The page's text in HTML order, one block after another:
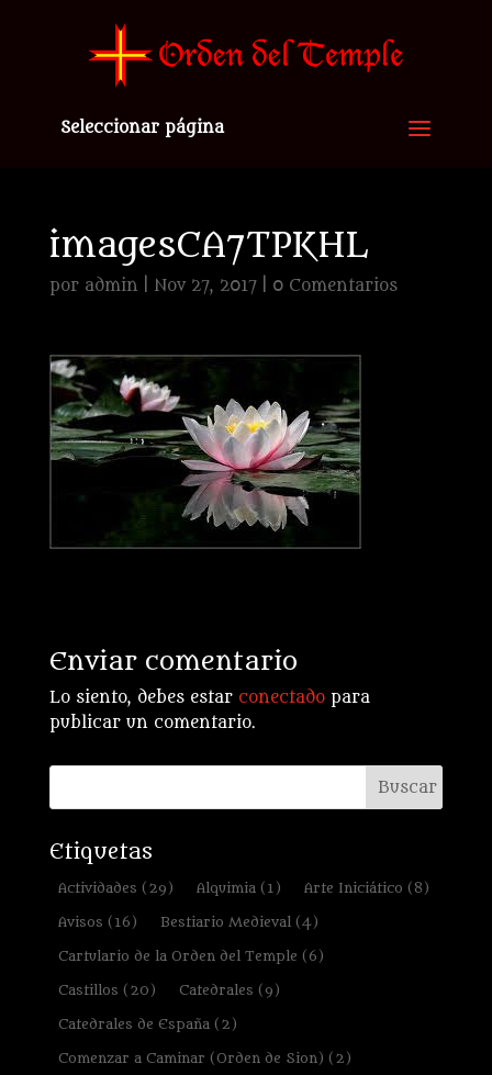
Seleccionar página
imagesCA7TPKHL
por admin Nov 27, 2017| 0 Comentarios
Enviar comentario
Lo siento, debes estar conectadopara
publicar un comentario.
Etiquetas
Actividades (29) Alquimia(1) Arte Iniciático (8)
Avisos (16) Bestiario Medieval(4)
Cartulario de la Orden del Temple (6)
Castillos (20) Catedrales (9)
Catedrales de España(2)
Comenzar a Caminar (Orden de Sion) (2)